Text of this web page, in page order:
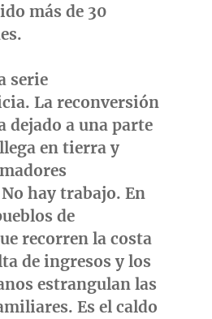
más de 30
.
serie
La reconversión
dejado a una parte
en tierra y
hay trabajo. En
de
recorren la costa
de ingresos y los
estrangulan las
Es el caldo